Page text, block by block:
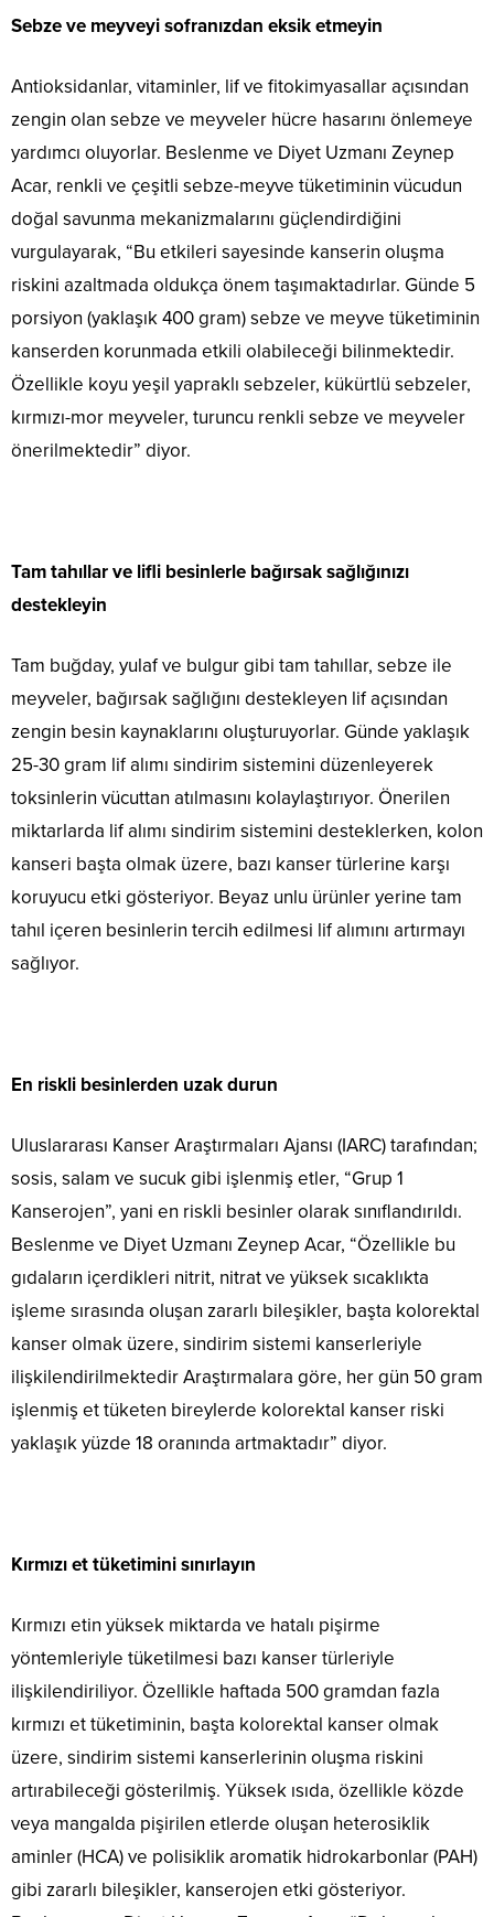
Sebze ve meyveyi sofranızdan eksik etmeyin
Antioksidanlar, vitaminler, lif ve fitokimyasallar açısından
zengin olan sebze ve meyveler hücre hasarını önlemeye
yardımcı oluyorlar. Beslenme ve Diyet Uzmanı Zeynep
Acar, renkli ve çeşitli sebze-meyve tüketiminin vücudun
doğal savunma mekanizmalarını güçlendirdiğini
vurgulayarak, “Bu etkileri sayesinde kanserin oluşma
riskini azaltmada oldukça önem taşımaktadırlar. Günde 5
porsiyon (yaklaşık 400 gram) sebze ve meyve tüketiminin
kanserden korunmada etkili olabileceği bilinmektedir.
Özellikle koyu yeşil yapraklı sebzeler, kükürtlü sebzeler,
kırmızı-mor meyveler, turuncu renkli sebze ve meyveler
önerilmektedir” diyor.
Tam tahıllar ve lifli besinlerle bağırsak sağlığınızı
destekleyin
Tam buğday, yulaf ve bulgur gibi tam tahıllar, sebze ile
meyveler, bağırsak sağlığını destekleyen lif açısından
zengin besin kaynaklarını oluşturuyorlar. Günde yaklaşık
25-30 gram lif alımı sindirim sistemini düzenleyerek
toksinlerin vücuttan atılmasını kolaylaştırıyor. Önerilen
miktarlarda lif alımı sindirim sistemini desteklerken, kolon
kanseri başta olmak üzere, bazı kanser türlerine karşı
koruyucu etki gösteriyor. Beyaz unlu ürünler yerine tam
tahıl içeren besinlerin tercih edilmesi lif alımını artırmayı
sağlıyor.
En riskli besinlerden uzak durun
Uluslararası Kanser Araştırmaları Ajansı (IARC) tarafından;
sosis, salam ve sucuk gibi işlenmiş etler, “Grup 1
Kanserojen”, yani en riskli besinler olarak sınıflandırıldı.
Beslenme ve Diyet Uzmanı Zeynep Acar, “Özellikle bu
gıdaların içerdikleri nitrit, nitrat ve yüksek sıcaklıkta
işleme sırasında oluşan zararlı bileşikler, başta kolorektal
kanser olmak üzere, sindirim sistemi kanserleriyle
ilişkilendirilmektedir Araştırmalara göre, her gün 50 gram
işlenmiş et tüketen bireylerde kolorektal kanser riski
yaklaşık yüzde 18 oranında artmaktadır” diyor.
Kırmızı et tüketimini sınırlayın
Kırmızı etin yüksek miktarda ve hatalı pişirme
yöntemleriyle tüketilmesi bazı kanser türleriyle
ilişkilendiriliyor. Özellikle haftada 500 gramdan fazla
kırmızı et tüketiminin, başta kolorektal kanser olmak
üzere, sindirim sistemi kanserlerinin oluşma riskini
artırabileceği gösterilmiş. Yüksek ısıda, özellikle közde
veya mangalda pişirilen etlerde oluşan heterosiklik
aminler (HCA) ve polisiklik aromatik hidrokarbonlar (PAH)
gibi zararlı bileşikler, kanserojen etki gösteriyor.